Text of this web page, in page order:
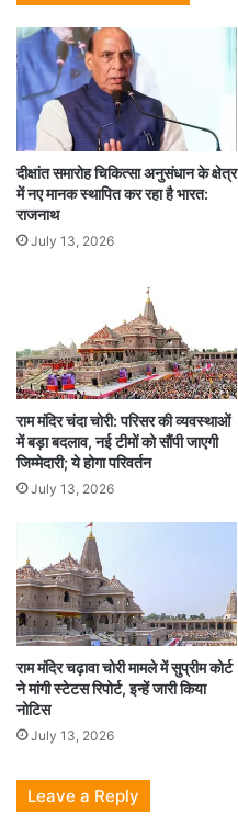
BOX OFFICE
HOLLYWOOD
दीक्षांत समारोह चिकित्सा अनुसंधान के क्षेत्र
में नए मानक स्थापित कर रहा है भारत:
राजनाथ
July 13, 2026
राम मंदिर चंदा चोरी: परिसर की व्यवस्थाओं
में बड़ा बदलाव, नई टीमों को सौंपी जाएगी
जिम्मेदारी; ये होगा परिवर्तन
July 13, 2026
राम मंदिर चढ़ावा चोरी मामले में सुप्रीम कोर्ट
ने मांगी स्टेटस रिपोर्ट, इन्हें जारी किया
नोटिस
July 13, 2026
Leave a Reply